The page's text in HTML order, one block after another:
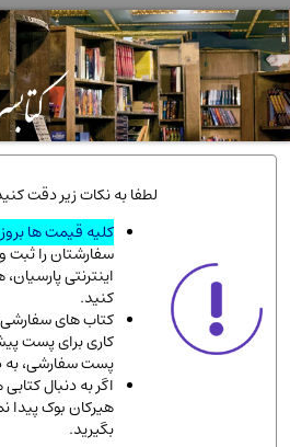
روانشناسی(357)
انگلیسی و زبان خارجی(14)
کودکان و نوجوانان(76)
کتب نادر و کمیاب(19)
روانشناسی(112)
طب گیاهی و سنتی(45)
فلسفه و جامعه شناسی(151)
ادبیات و شعر
ادیان و مذاهب
دانشگاهی و آموزشی
اقتصادی، بازاریابی و مالی(56)
لطفا به نکات زیر دقت
کلیه قیمت ها
سفارشتان را ثبت
اینترنتی
کنید.
پست سفارشی،
اگر به دنبال
هیرکان بوک پیدا
بگیرید.